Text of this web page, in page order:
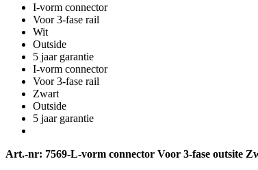
I-vorm connector
Voor 3-fase rail
Wit
Outside
5 jaar garantie
I-vorm connector
Voor 3-fase rail
Zwart
Outside
5 jaar garantie
Art.-nr: 7569-L-vorm connector Voor 3-fase outsite